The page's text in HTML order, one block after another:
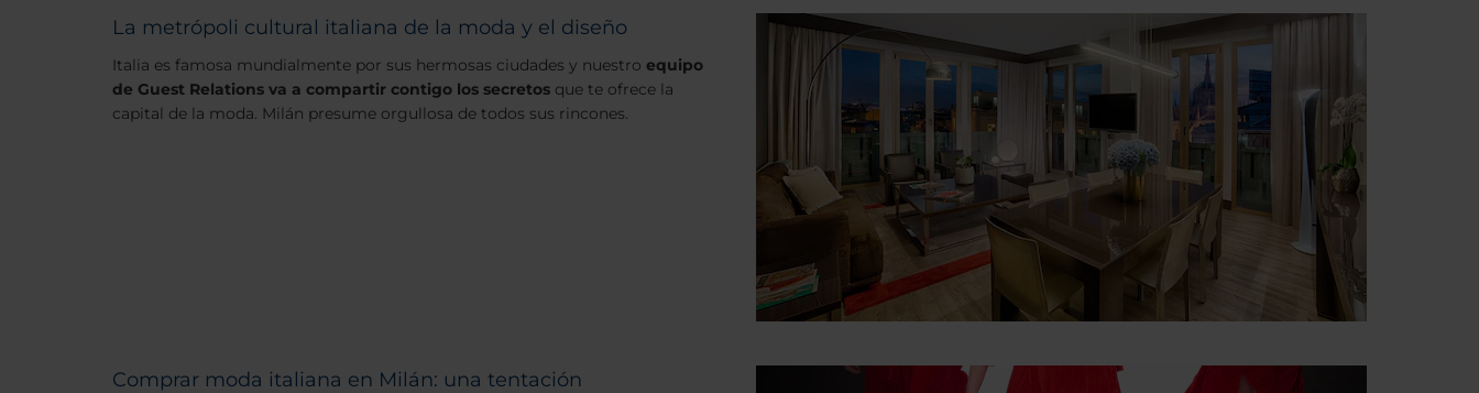
La metrópoli cultural italiana de la moda y el diseño
Italia es famosa mundialmente por sus hermosas ciudades y nuestro equipo
de Guest Relations va a compartir contigo los secretos que te ofrece la
capital de la moda. Milán presume orgullosa de todos sus rincones.
Comprar moda italiana en Milán: una tentación